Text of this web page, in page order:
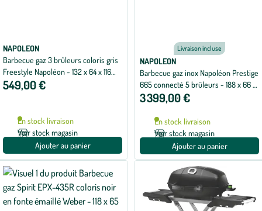
NAPOLEON
Barbecue gaz 3 brûleurs coloris gris
Freestyle Napoléon - 132 x 64 x 116
cm
549,00 €
En stock livraison
Voir stock magasin
Ajouter au panier
Livraison incluse
NAPOLEON
Barbecue gaz inox Napoléon Prestige
665 connecté 5 brûleurs - 188 x 66 x
129,5 cm
3 399,00 €
En stock livraison
Voir stock magasin
Ajouter au panier